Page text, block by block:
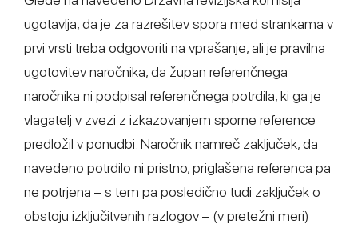
ugotavlja, da je za razrešitev spora med strankama v
prvi vrsti treba odgovoriti na vprašanje, ali je pravilna
ugotovitev naročnika, da župan referenčnega
naročnika ni podpisal referenčnega potrdila, ki ga je
vlagatelj v zvezi z izkazovanjem sporne reference
predložil v ponudbi. Naročnik namreč zaključek, da
navedeno potrdilo ni pristno, priglašena referenca pa
ne potrjena – s tem pa posledično tudi zaključek o
obstoju izključitvenih razlogov – (v pretežni meri)